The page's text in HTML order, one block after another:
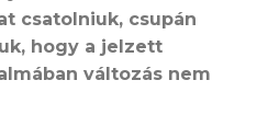
csatolniuk, csupán
hogy a jelzett
változás nem